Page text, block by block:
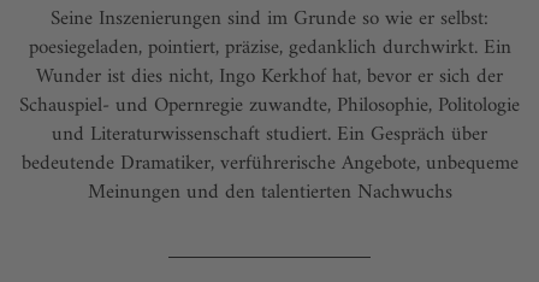
Seine Inszenierungen sind im Grunde so wie er selbst:
poesiegeladen, pointiert, präzise, gedanklich durchwirkt. Ein
Wunder ist dies nicht, Ingo Kerkhof hat, bevor er sich der
Schauspiel- und Opernregie zuwandte, Philosophie, Politologie
und Literaturwissenschaft studiert. Ein Gespräch über
bedeutende Dramatiker, verführerische Angebote, unbequeme
Meinungen und den talentierten Nachwuchs